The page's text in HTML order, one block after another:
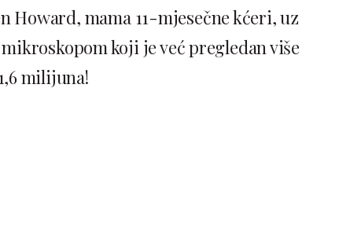
Howard, mama 11-mjesečne kćeri, uz
koji je već pregledan više
milijuna!